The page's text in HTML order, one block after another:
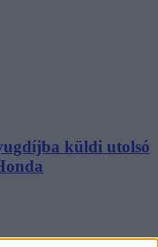
küldi utolsó